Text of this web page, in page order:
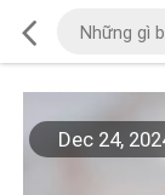
Dec 24,